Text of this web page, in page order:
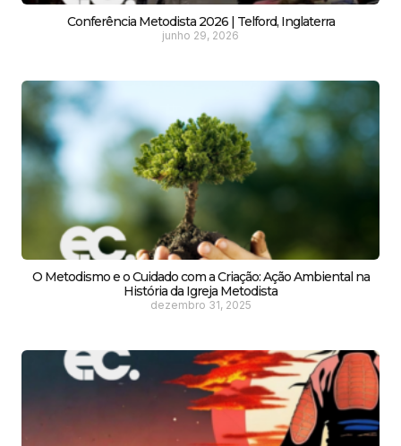
Conferência Metodista 2026 | Telford, Inglaterra
junho 29, 2026
O Metodismo e o Cuidado com a Criação: Ação Ambiental na
História da Igreja Metodista
dezembro 31, 2025